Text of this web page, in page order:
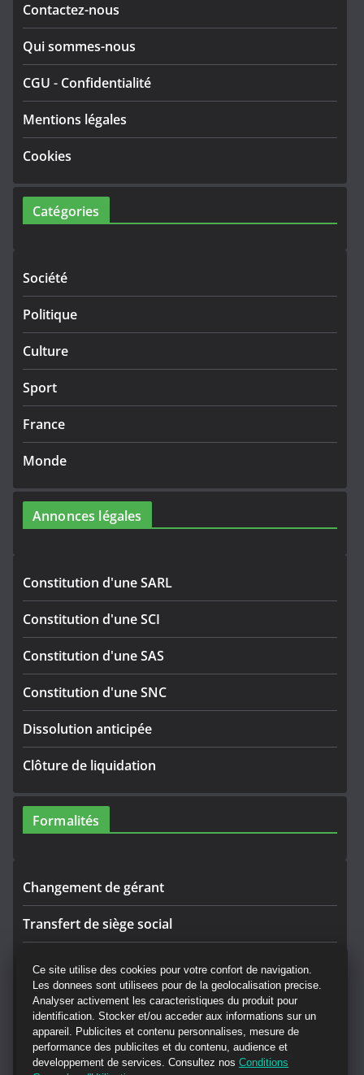
Contactez-nous
Qui sommes-nous
CGU - Confidentialité
Mentions légales
Cookies
Catégories
Société
Politique
Culture
Sport
France
Monde
Annonces légales
Constitution d'une SARL
Constitution d'une SCI
Constitution d'une SAS
Constitution d'une SNC
Dissolution anticipée
Clôture de liquidation
Formalités
Changement de gérant
Transfert de siège social
Convocation AG
CGV Annonces Légales
Mandataire de
Ce site utilise des cookies pour votre confort de navigation.
Les donnees sont utilisees pour de la geolocalisation precise.
Analyser activement les caracteristiques du produit pour
identification. Stocker et/ou acceder aux informations sur un
appareil. Publicites et contenu personnalises, mesure de
performance des publicites et du contenu, audience et
developpement de services. Consultez nos Conditions